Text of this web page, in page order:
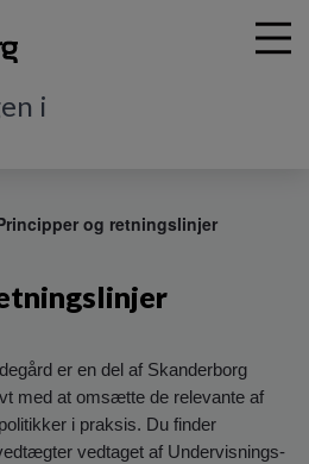
i
og retningslinjer
er en del af Skanderborg
med at omsætte de relevante af
i praksis. Du finder
vedtaget af Undervisnings-